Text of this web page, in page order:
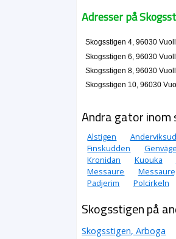
Adresser på
Skogsstigen 4, 96030
Skogsstigen 6, 96030
Skogsstigen 8, 96030
Skogsstigen 10, 96030
Andra gator inom
Alstigen
Finskudden
Kronidan
Kuouka
Messaure
Padjerim
Polcirkeln
Skogsstigen på
Skogsstigen, Arboga